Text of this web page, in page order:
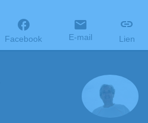
Facebook E-mail Lien